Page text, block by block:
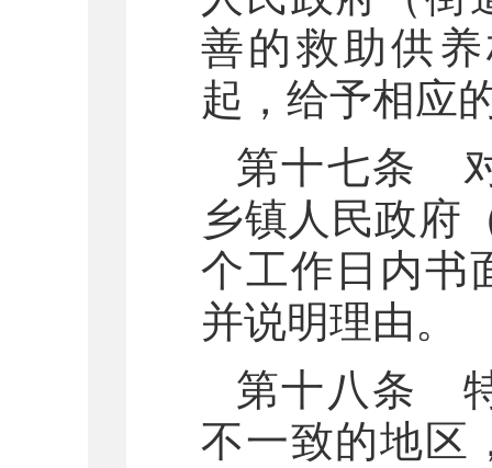
善的救助供
起，给予相应
第十七条
乡镇人民政府
个工作日内书
并说明理由。
第十八条
不一致的地区